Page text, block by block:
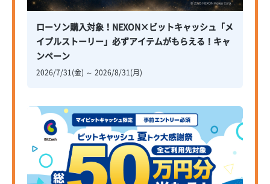
ローソン購入対象！NEXON×ビットキャッシュ「メ
イプルストーリー」必ずアイテムがもらえる！キャ
ンペーン
2026/7/31(金) ～ 2026/8/31(月)